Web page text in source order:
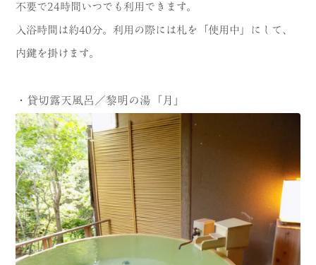
不要で24時間いつでも利用できます。
入浴時間は約40分。利用の際には札を「使用中」にして、
内鍵を掛けます。
・貸切露天風呂／黎明の湯「月」